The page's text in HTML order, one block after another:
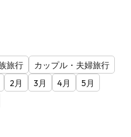
旅行
カップル・夫婦旅行
2月 3月 4月
5月